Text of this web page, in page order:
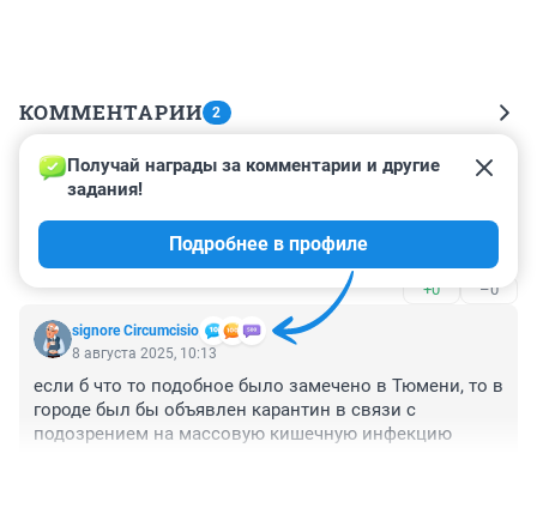
КОММЕНТАРИИ 2
Гость
8 августа 2025, 15:50
это был очередной прототип Бууревестника с
включенной подсветкой и габаритными огнями
+0 –0
signore Сircumcisio
Получай награды за комментарии и другие
задания!
Подробнее в профиле
8 августа 2025, 10:13
если б что то подобное было замечено в Тюмени, то в
городе был бы объявлен карантин в связи с
подозрением на массовую кишечную инфекцию